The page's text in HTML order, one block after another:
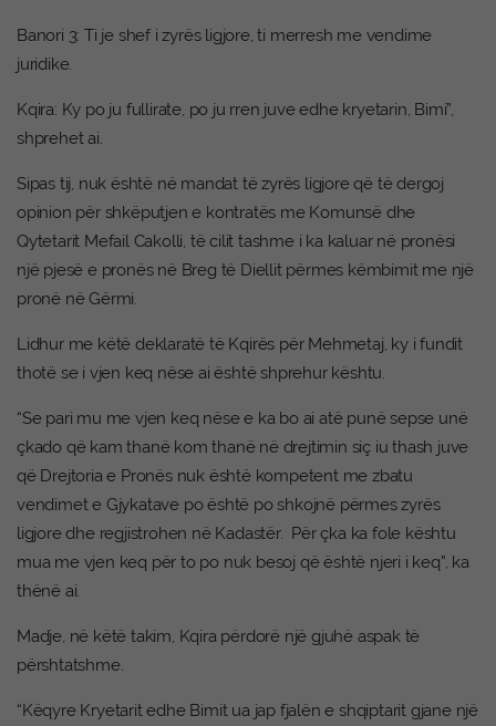
Banori 3: Ti je shef i zyrës ligjore, ti merresh me vendime
juridike.
Kqira: Ky po ju fullirate, po ju rren juve edhe kryetarin, Bimi”,
shprehet ai.
Sipas tij, nuk është në mandat të zyrës ligjore që të dergoj
opinion për shkëputjen e kontratës me Komunsë dhe
Qytetarit Mefail Cakolli, të cilit tashme i ka kaluar në pronësi
një pjesë e pronës në Breg të Diellit përmes këmbimit me një
pronë në Gërmi.
Lidhur me këtë deklaratë të Kqirës për Mehmetaj, ky i fundit
thotë se i vjen keq nëse ai është shprehur kështu.
“Se pari mu me vjen keq nëse e ka bo ai atë punë sepse unë
çkado që kam thanë kom thanë në drejtimin siç iu thash juve
që Drejtoria e Pronës nuk është kompetent me zbatu
vendimet e Gjykatave po është po shkojnë përmes zyrës
ligjore dhe regjistrohen në Kadastër. Për çka ka fole kështu
mua me vjen keq për to po nuk besoj që është njeri i keq”, ka
thënë ai.
Madje, në këtë takim, Kqira përdorë një gjuhë aspak të
përshtatshme.
“Këqyre Kryetarit edhe Bimit ua jap fjalën e shqiptarit gjane një